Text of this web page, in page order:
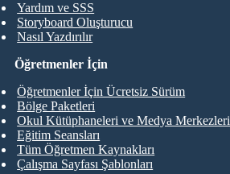
Yardım ve SSS
Storyboard Oluşturucu
Nasıl Yazdırılır
Öğretmenler İçin
Öğretmenler İçin Ücretsiz Sürüm
Bölge Paketleri
Okul Kütüphaneleri ve Medya Merkezleri
Eğitim Seansları
Tüm Öğretmen Kaynakları
Çalışma Sayfası Şablonları